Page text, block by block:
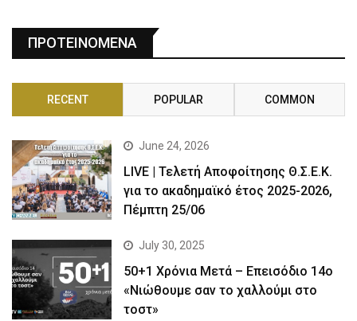
ΠΡΟΤΕΙΝΟΜΕΝΑ
RECENT POPULAR COMMON
June 24, 2026
LIVE | Τελετή Αποφοίτησης Θ.Σ.Ε.Κ.
για το ακαδημαϊκό έτος 2025-2026,
Πέμπτη 25/06
July 30, 2025
50+1 Χρόνια Μετά – Επεισόδιο 14ο
«Νιώθουμε σαν το χαλλούμι στο
τοστ»